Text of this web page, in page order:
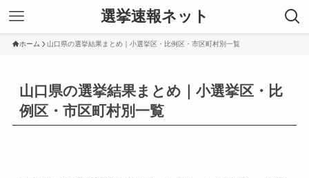
選挙速報ネット
ホーム 山口県の選挙結果まとめ｜小選挙区・比例区・市区町村別一覧
山口県の選挙結果まとめ｜小選挙区・比
例区・市区町村別一覧